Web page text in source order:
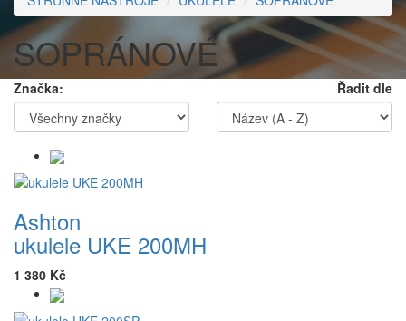
SOPRÁNOVÉ
Značka: Řadit dle
Ashton
ukulele UKE 200MH
1 380 Kč